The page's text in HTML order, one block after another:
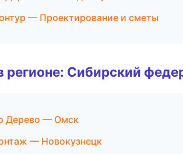
— Проектирование и сметы
регионе: Сибирский
Дерево — Омск
— Новокузнецк